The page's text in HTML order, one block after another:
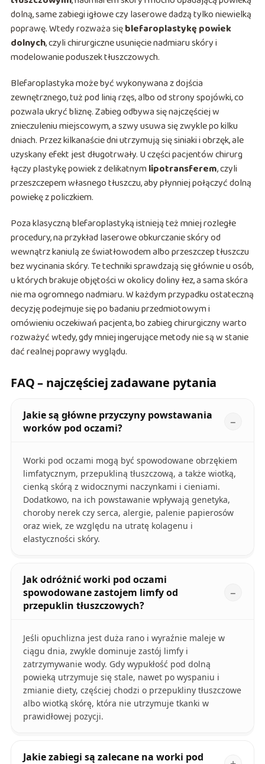
dolną, same zabiegi igłowe czy laserowe dadzą tylko niewielką
poprawę. Wtedy rozważa sięblefaroplastykę powiek
dolnych, czyli chirurgiczne usunięcie nadmiaru skóry i
modelowanie poduszek tłuszczowych.
Blefaroplastyka może być wykonywana z dojścia
zewnętrznego, tuż pod linią rzęs, albo od strony spojówki, co
pozwala ukryć bliznę. Zabieg odbywa się najczęściej w
znieczuleniu miejscowym, a szwy usuwa się zwykle po kilku
dniach. Przez kilkanaście dni utrzymują się siniaki i obrzęk, ale
uzyskany efekt jest długotrwały. U części pacjentów chirurg
łączy plastykę powiek z delikatnymlipotransferem, czyli
przeszczepem własnego tłuszczu, aby płynniej połączyć dolną
powiekę z policzkiem.
Poza klasyczną blefaroplastyką istnieją też mniej rozległe
procedury, na przykład laserowe obkurczanie skóry od
wewnątrz kaniulą ze światłowodem albo przeszczep tłuszczu
bez wycinania skóry. Te techniki sprawdzają się głównie u osób,
u których brakuje objętości w okolicy doliny łez, a sama skóra
nie ma ogromnego nadmiaru. W każdym przypadku ostateczną
decyzję podejmuje się po badaniu przedmiotowym i
omówieniu oczekiwań pacjenta, bo zabieg chirurgiczny warto
rozważyć wtedy, gdy mniej ingerujące metody nie są w stanie
dać realnej poprawy wyglądu.
FAQ – najczęściej zadawane pytania
Jakie są główne przyczyny powstawania
worków pod oczami?
Worki pod oczami mogą być spowodowane obrzękiem
limfatycznym, przepukliną tłuszczową, a także wiotką,
cienką skórą z widocznymi naczynkami i cieniami.
Dodatkowo, na ich powstawanie wpływają genetyka,
choroby nerek czy serca, alergie, palenie papierosów
oraz wiek, ze względu na utratę kolagenu i
elastyczności skóry.
Jak odróżnić worki pod oczami
spowodowane zastojem limfy od
przepuklin tłuszczowych?
Jeśli opuchlizna jest duża rano i wyraźnie maleje w
ciągu dnia, zwykle dominuje zastój limfy i
zatrzymywanie wody. Gdy wypukłość pod dolną
powieką utrzymuje się stale, nawet po wyspaniu i
zmianie diety, częściej chodzi o przepukliny tłuszczowe
albo wiotką skórę, która nie utrzymuje tkanki w
prawidłowej pozycji.
Jakie zabiegi są zalecane na worki pod